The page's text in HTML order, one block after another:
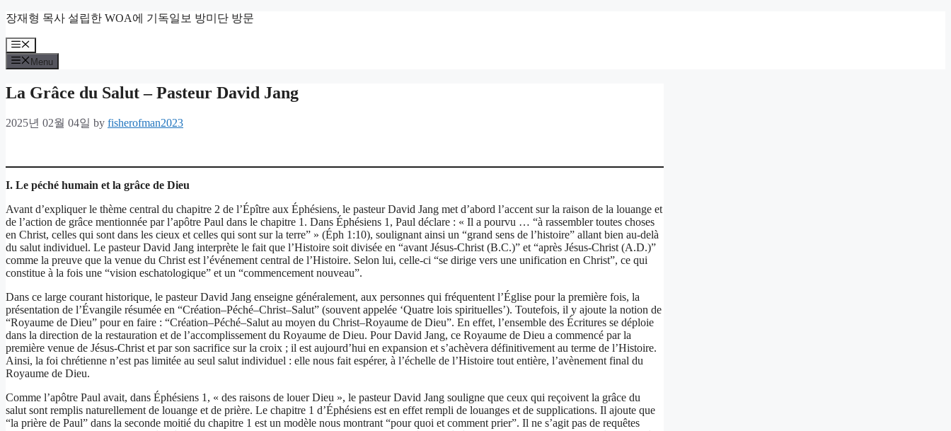
Skip
content
장재형 목사 설립한 WOA에 기독일보 방미단 방문
Menu
Menu
La Grâce du Salut – Pasteur David Jang
2025년 02월 04일 by fisherofman2023
I. Le péché humain et la grâce de Dieu
Avant d’expliquer le thème central du chapitre 2 de l’Épître aux Éphésiens, le pasteur David Jang met d’abord l’accent sur la raison de la louange et
de l’action de grâce mentionnée par l’apôtre Paul dans le chapitre 1. Dans Éphésiens 1, Paul déclare : « Il a pourvu … “à rassembler toutes choses
en Christ, celles qui sont dans les cieux et celles qui sont sur la terre” » (Éph 1:10), soulignant ainsi un “grand sens de l’histoire” allant bien au-delà
du salut individuel. Le pasteur David Jang interprète le fait que l’Histoire soit divisée en “avant Jésus-Christ (B.C.)” et “après Jésus-Christ (A.D.)”
comme la preuve que la venue du Christ est l’événement central de l’Histoire. Selon lui, celle-ci “se dirige vers une unification en Christ”, ce qui
constitue à la fois une “vision eschatologique” et un “commencement nouveau”.
Dans ce large courant historique, le pasteur David Jang enseigne généralement, aux personnes qui fréquentent l’Église pour la première fois, la
présentation de l’Évangile résumée en “Création–Péché–Christ–Salut” (souvent appelée ‘Quatre lois spirituelles’). Toutefois, il y ajoute la notion de
“Royaume de Dieu” pour en faire : “Création–Péché–Salut au moyen du Christ–Royaume de Dieu”. En effet, l’ensemble des Écritures se déploie
dans la direction de la restauration et de l’accomplissement du Royaume de Dieu. Pour David Jang, ce Royaume de Dieu a commencé par la
première venue de Jésus-Christ et par son sacrifice sur la croix ; il est aujourd’hui en expansion et s’achèvera définitivement au terme de l’Histoire.
Ainsi, la foi chrétienne n’est pas limitée au seul salut individuel : elle nous fait espérer, à l’échelle de l’Histoire tout entière, l’avènement final du
Royaume de Dieu.
Comme l’apôtre Paul avait, dans Éphésiens 1, « des raisons de louer Dieu », le pasteur David Jang souligne que ceux qui reçoivent la grâce du
salut sont remplis naturellement de louange et de prière. Le chapitre 1 d’Éphésiens est en effet rempli de louanges et de supplications. Il ajoute que
“la prière de Paul” dans la seconde moitié du chapitre 1 est un modèle nous montrant “pour quoi et comment prier”. Il ne s’agit pas de requêtes